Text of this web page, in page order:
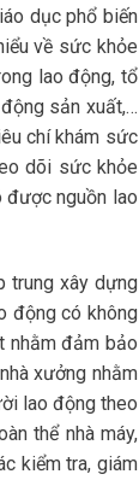
dục phổ biến
về sức khỏe
lao động, tổ
sản xuất,…
chí khám sức
dõi sức khỏe
được nguồn lao
trung xây dựng
động có không
nhằm đảm bảo
xưởng nhằm
lao động theo
thể nhà máy,
kiểm tra, giám